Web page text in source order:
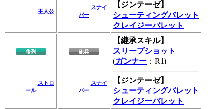
主人公
スナイ
パー
【ジンテーゼ】
シューティングバレット
クレイジーバレット
後列
ストロ
ール
砲兵
スナイ
パー
【継承スキル】
スリープショット
(ガンナー ：R1)
【ジンテーゼ】
シューティングバレット
クレイジーバレット